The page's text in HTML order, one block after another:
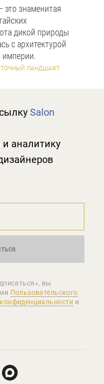
это знаменитая
дикой природы
с архитектурой
империи.
ЛАНДШАФТ
Salon
и аналитику
вы
Пользовательского
и